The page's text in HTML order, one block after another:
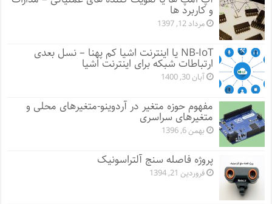
و کاربرد ها
مرداد 12, 1397
NB-IoT یا اینترنت اشیا کم پهنا – نسل بعدی
ارتباطات شبکه برای اینترنت اشیا
آبان 30, 1400
مفهوم حوزه متغیر در آردوینو-متغیرهای محلی و
متغیرهای سراسری
بهمن 6, 1396
پروژه فاصله سنج آلتراسونیک
فروردین 21, 1394